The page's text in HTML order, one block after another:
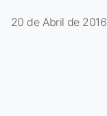
20 de Abril de 2016